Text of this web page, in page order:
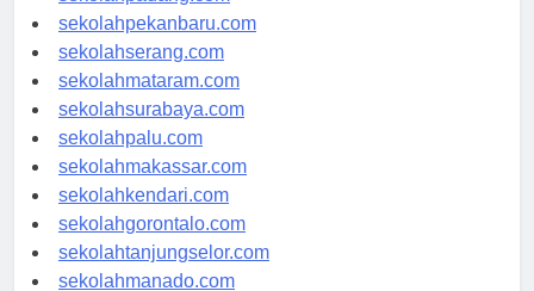
sekolahpadang.com
sekolahpekanbaru.com
sekolahserang.com
sekolahmataram.com
sekolahsurabaya.com
sekolahpalu.com
sekolahmakassar.com
sekolahkendari.com
sekolahgorontalo.com
sekolahtanjungselor.com